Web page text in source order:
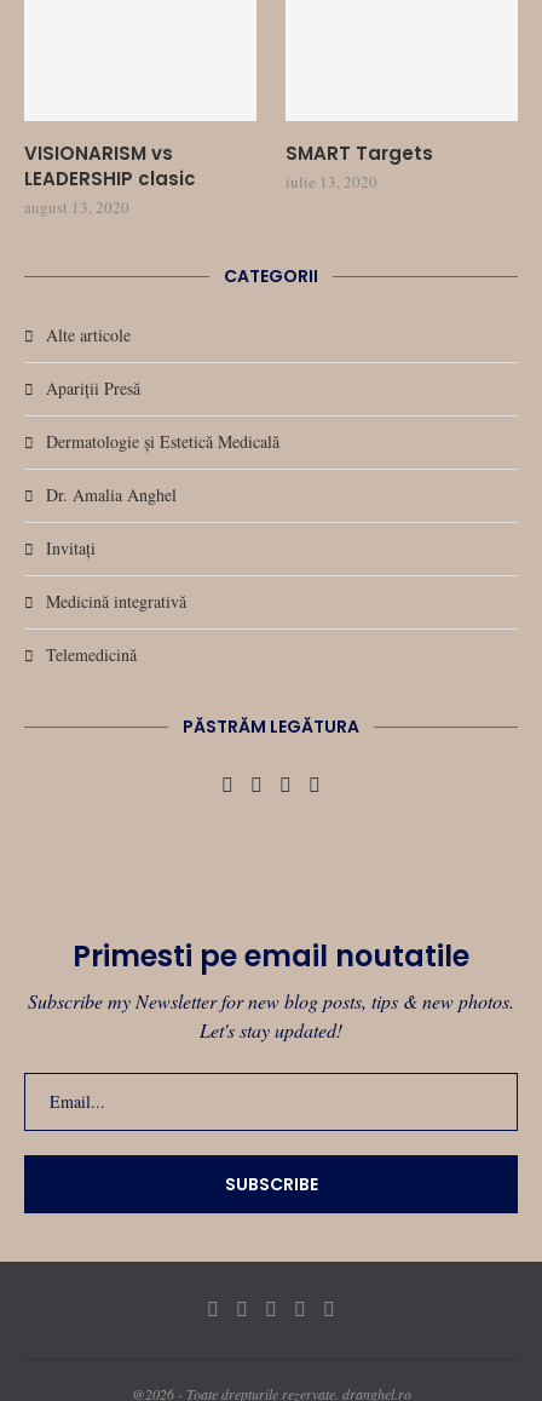
VISIONARISM vs
LEADERSHIP clasic
august 13, 2020
SMART Targets
iulie 13, 2020
CATEGORII
Alte articole
Apariții Presă
Dermatologie și Estetică Medicală
Dr. Amalia Anghel
Invitați
Medicină integrativă
Telemedicină
PĂSTRĂM LEGĂTURA
Primesti pe email noutatile
Subscribe my Newsletter for new blog posts, tips & new photos.
Let's stay updated!
@2026 - Toate drepturile rezervate. dranghel.ro